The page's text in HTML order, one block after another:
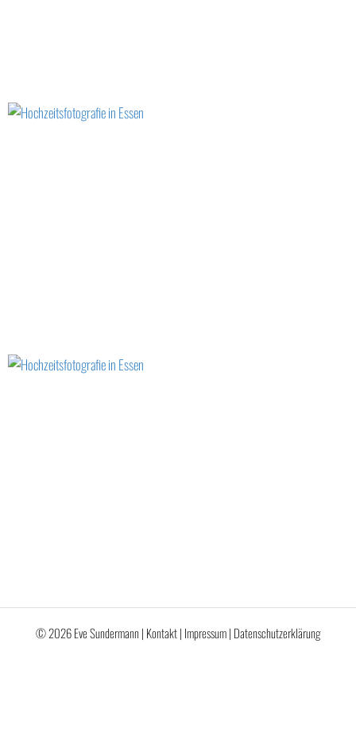
© 2026 Eve Sundermann | Kontakt| Impressum| Datenschutzerklärung